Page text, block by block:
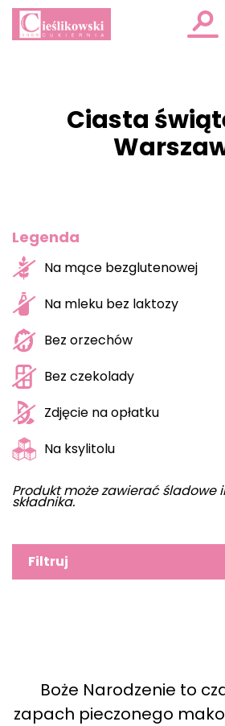
Ciasta
Legenda
Na mące bezglutenowej
Na mleku bez laktozy
Bez orzechów
Bez czekolady
Zdjęcie na opłatku
Na ksylitolu
Produkt może zawierać śladowe
składnika.
Filtruj
Boże Narodzenie to
zapach pieczonego